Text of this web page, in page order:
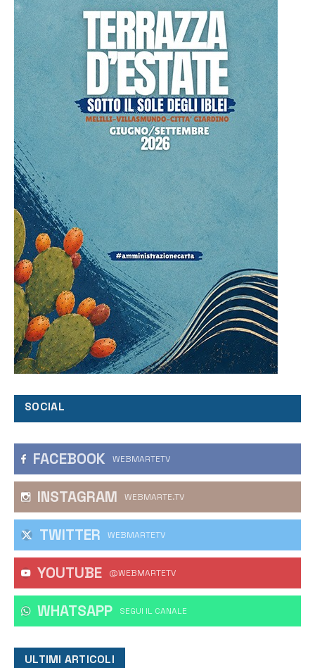
SOCIAL
FACEBOOK WEBMARTETV
INSTAGRAM WEBMARTE.TV
TWITTER WEBMARTETV
YOUTUBE @WEBMARTETV
WHATSAPP ‎SEGUI IL CANALE
ULTIMI ARTICOLI